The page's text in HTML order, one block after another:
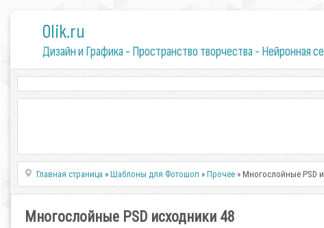
0lik.ru
Дизайн и Графика - Пространство творчества - Нейронная
Главная страница »Шаблоны для Фотошоп »Прочее » Многослойные PSD
Многослойные PSD исходники 48